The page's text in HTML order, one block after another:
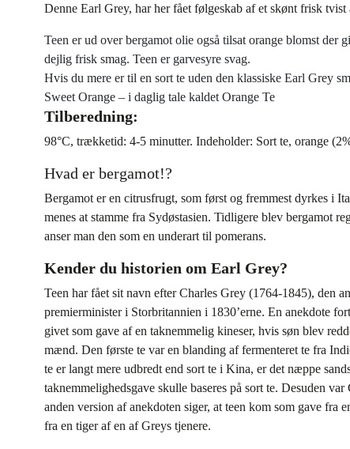
Denne Earl Grey, har her fået følgeskab af et skønt frisk tvist
Teen er ud over bergamot olie også tilsat orange blomst der
dejlig frisk smag. Teen er garvesyre svag.
Hvis du mere er til en sort te uden den klassiske Earl Grey
Sweet Orange – i daglig tale kaldet Orange Te
Tilberedning:
98°C, trækketid: 4-5 minutter. Indeholder: Sort te, orange
Hvad er bergamot!?
Bergamot er en citrusfrugt, som først og fremmest dyrkes i
menes at stamme fra Sydøstasien. Tidligere blev bergamot
anser man den som en underart til pomerans.
Kender du historien om Earl Grey?
Teen har fået sit navn efter Charles Grey (1764-1845), den
premierminister i Storbritannien i 1830’erne. En anekdote
givet som gave af en taknemmelig kineser, hvis søn blev
mænd. Den første te var en blanding af fermenteret te fra
te er langt mere udbredt end sort te i Kina, er det næppe
taknemmelighedsgave skulle baseres på sort te. Desuden
anden version af anekdoten siger, at teen kom som gave fra
fra en tiger af en af Greys tjenere.